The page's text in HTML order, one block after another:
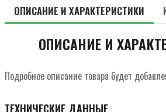
ОПИСАНИЕ И ХАРАКТЕРИСТИКИ
ОПИСАНИЕ И
Подробное описание товара будет
ТЕХНИЧЕСКИЕ ДАННЫЕ